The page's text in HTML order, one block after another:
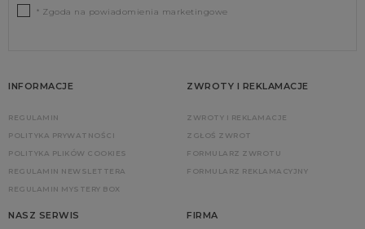
* Zgoda na powiadomienia marketingowe
INFORMACJE
REGULAMIN
POLITYKA PRYWATNOŚCI
POLITYKA PLIKÓW COOKIES
REGULAMIN NEWSLETTERA
REGULAMIN MYSTERY BOX
ZWROTY I REKLAMACJE
ZWROTY I REKLAMACJE
ZGŁOŚ ZWROT
FORMULARZ ZWROTU
FORMULARZ REKLAMACYJNY
NASZ SERWIS FIRMA